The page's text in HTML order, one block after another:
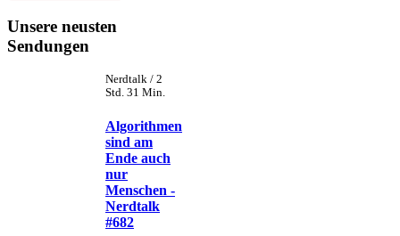
Unsere neusten
Sendungen
Nerdtalk / 2
Std. 31 Min.
Algorithmen
sind am
Ende auch
nur
Menschen -
Nerdtalk
#682